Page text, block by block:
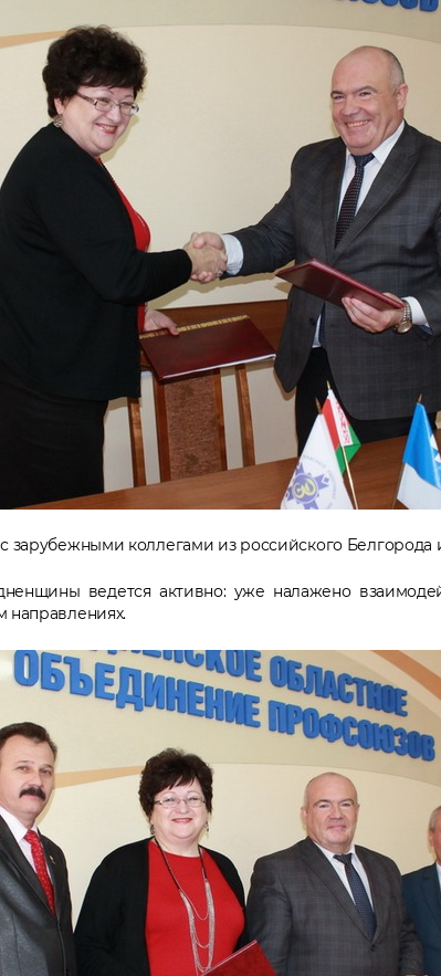
зарубежными коллегами из российского Белгорода
ведется активно: уже налажено
направлениях.